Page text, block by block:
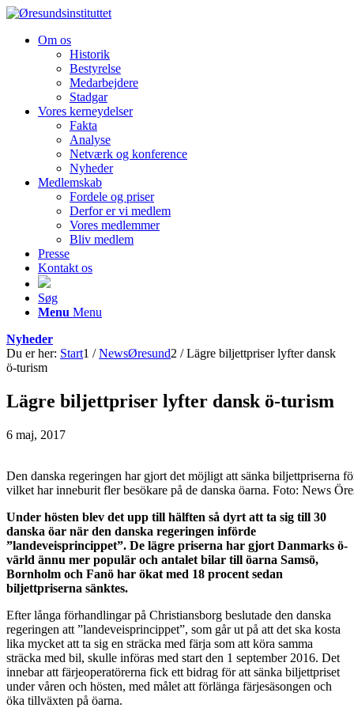
Om os
Historik
Bestyrelse
Medarbejdere
Stadgar
Vores kerneydelser
Fakta
Analyse
Netværk og konference
Nyheder
Medlemskab
Fordele og priser
Derfor er vi medlem
Vores medlemmer
Bliv medlem
Presse
Kontakt os
Søg
Menu Menu
Nyheder
Du er her: Start1 / NewsØresund2 / Lägre biljettpriser lyfter dansk
ö-turism
Lägre biljettpriser lyfter dansk ö-turism
6 maj, 2017
Den danska regeringen har gjort det möjligt att sänka biljettpriserna
vilket har inneburit fler besökare på de danska öarna. Foto: News
Under hösten blev det upp till hälften så dyrt att ta sig till 30
danska öar när den danska regeringen införde
”landeveisprincippet”. De lägre priserna har gjort Danmarks ö-
värld ännu mer populär och antalet bilar till öarna Samsö,
Bornholm och Fanö har ökat med 18 procent sedan
biljettpriserna sänktes.
Efter långa förhandlingar på Christiansborg beslutade den danska
regeringen att ”landeveisprincippet”, som går ut på att det ska kosta
lika mycket att ta sig en sträcka med färja som att köra samma
sträcka med bil, skulle införas med start den 1 september 2016. Det
innebar att färjeoperatörerna fick ett bidrag för att sänka biljettpriset
under våren och hösten, med målet att förlänga färjesäsongen och
öka tillväxten på öarna.